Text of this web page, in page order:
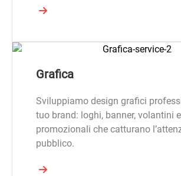
Grafica
Sviluppiamo design grafici
tuo brand: loghi, banner, volantini
promozionali che catturano
pubblico.